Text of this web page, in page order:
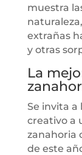
muestra
extrañas
y otras
La
Se invita a
creativo a
zanahoria
de este